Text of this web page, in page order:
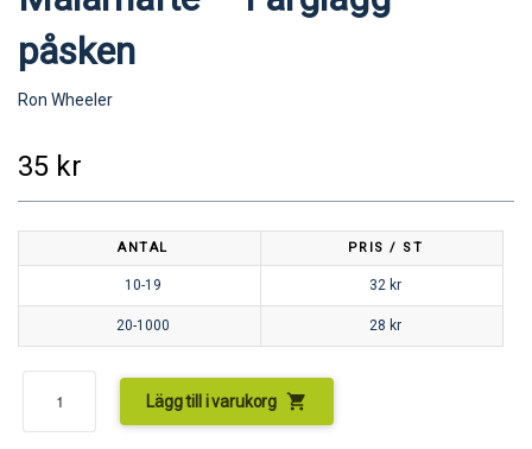
påsken
Ron Wheeler
35 kr
ANTAL PRIS / ST
10-19 32 kr
20-1000 28 kr
Lägg till i varukorg shopping_cart